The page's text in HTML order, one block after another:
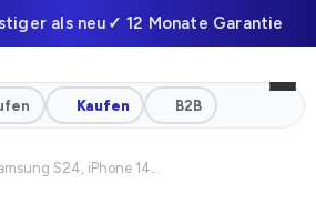
als neu ✓ 12 Monate Garantie
geprüft
Kaufen B2B